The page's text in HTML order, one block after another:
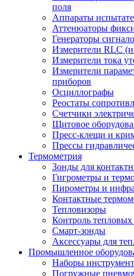
поля
Аппараты
Аттенюаторы
Генераторы
Измерители RLC
Измерители тока
Измерители
приборов
Осциллографы
Реостаты
Счетчики
Щитовое
Пресс-клещи и
Прессы
Термометрия
Зонды для
Гигрометры и
Пирометры и
Контактные
Тепловизоры
Контроль
Смарт-зонды
Аксессуары для
Промышленное
Наборы
Погружные